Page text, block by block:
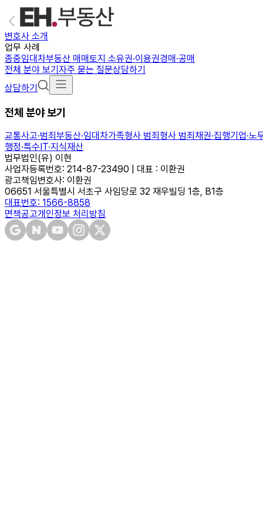
변호사 소개
업무 사례
종중임대차부동산 매매토지 소유권·이용권경매·공매
전체 분야 보기자주 묻는 질문상담하기
상담하기
전체 분야 보기
교통사고·범죄 부동산·임대차가족형사 범죄 형사 범죄 채권·집행기업·노
행정·특수 IT·지식재산
법무법인(유) 이현
사업자등록번호: 214-87-23490 | 대표 : 이환권
광고책임변호사: 이환권
06651 서울특별시 서초구 사임당로 32 재우빌딩 1층, B1층
대표번호: 1566-8858
면책공고개인정보 처리방침